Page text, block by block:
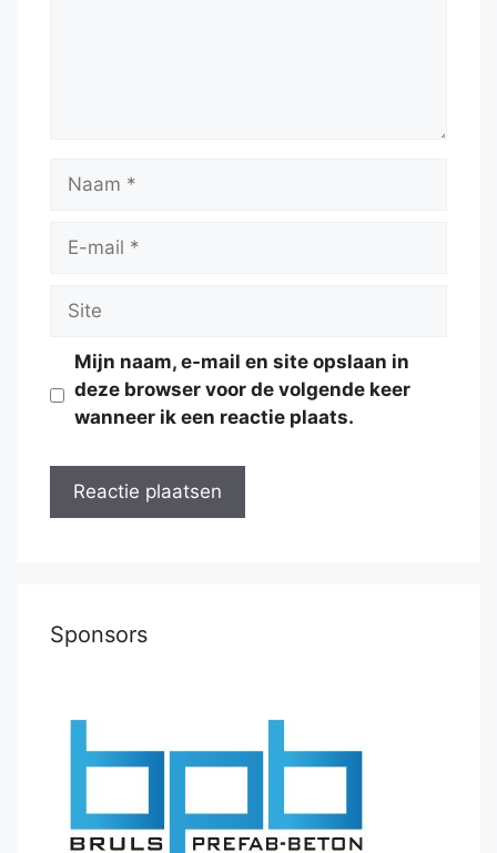
Naam
Site
Mijn naam, e-mail en site opslaan in
deze browser voor de volgende keer
wanneer ik een reactie plaats.
Sponsors